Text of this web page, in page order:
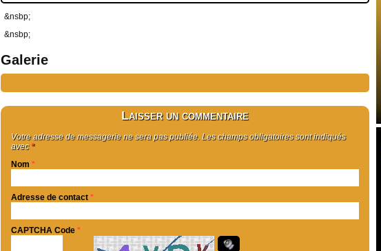
&nsbp;
&nsbp;
Galerie
Laisser un commentaire
Votre adresse de messagerie ne sera pas publiée. Les champs obligatoires sont indiqués
avec*
Nom *
Adresse de contact *
CAPTCHA Code *